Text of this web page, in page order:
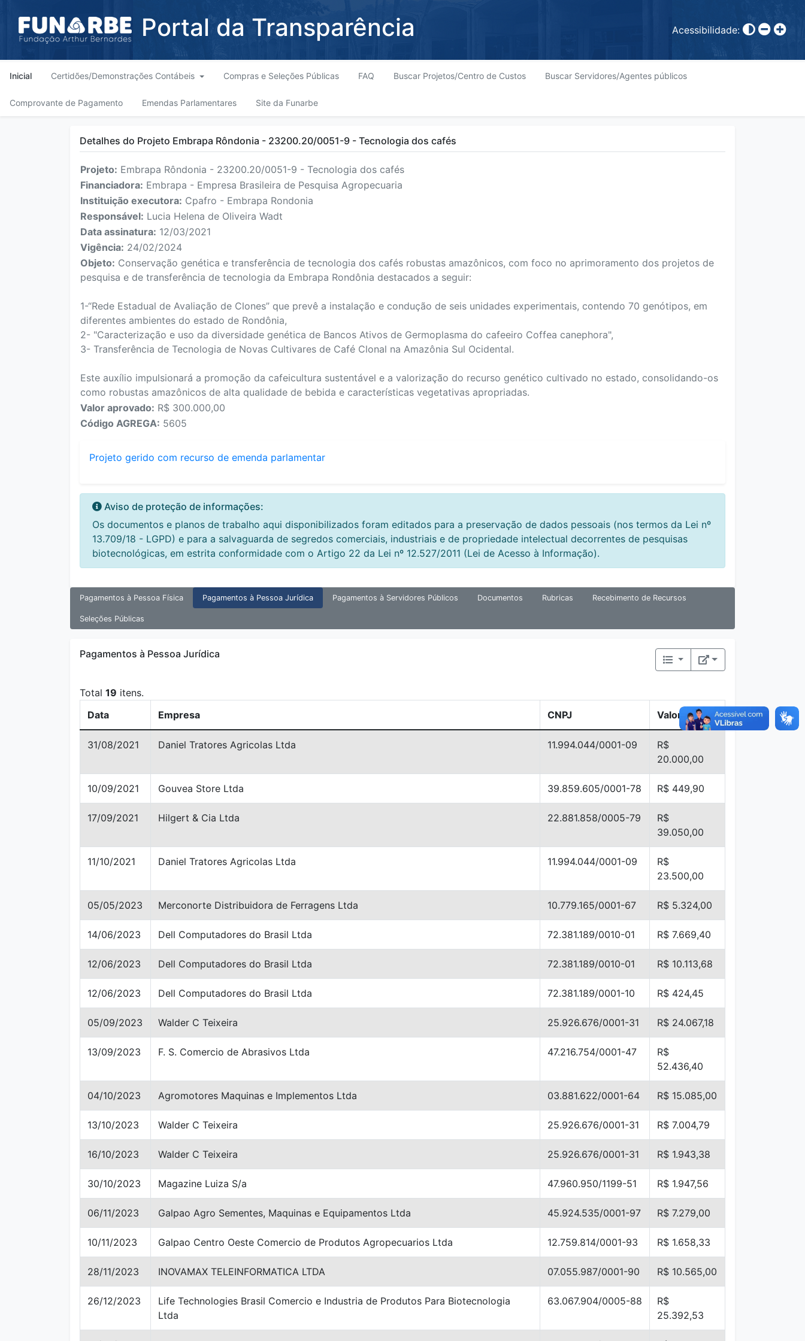
Portal da Transparência Acessibilidade:
Inicial Certidões/Demonstrações Contábeis Compras e Seleções Públicas FAQ Buscar Projetos/Centro de Custos Buscar Servidores/Agentes públicos
Comprovante de Pagamento Emendas Parlamentares Site da Funarbe
Detalhes do Projeto Embrapa Rôndonia - 23200.20/0051-9 - Tecnologia dos cafés
Projeto: Embrapa Rôndonia - 23200.20/0051-9 - Tecnologia dos cafés
Financiadora: Embrapa - Empresa Brasileira de Pesquisa Agropecuaria
Instituição executora: Cpafro - Embrapa Rondonia
Responsável: Lucia Helena de Oliveira Wadt
Data assinatura: 12/03/2021
Vigência: 24/02/2024
Objeto: Conservação genética e transferência de tecnologia dos cafés robustas amazônicos, com foco no aprimoramento dos projetos de
pesquisa e de transferência de tecnologia da Embrapa Rondônia destacados a seguir:
1-“Rede Estadual de Avaliação de Clones” que prevê a instalação e condução de seis unidades experimentais, contendo 70 genótipos, em
diferentes ambientes do estado de Rondônia,
2- "Caracterização e uso da diversidade genética de Bancos Ativos de Germoplasma do cafeeiro Coffea canephora",
3- Transferência de Tecnologia de Novas Cultivares de Café Clonal na Amazônia Sul Ocidental.
Este auxílio impulsionará a promoção da cafeicultura sustentável e a valorização do recurso genético cultivado no estado, consolidando-os
como robustas amazônicos de alta qualidade de bebida e características vegetativas apropriadas.
Valor aprovado: R$ 300.000,00
Código AGREGA: 5605
Projeto gerido com recurso de emenda parlamentar
Aviso de proteção de informações:
Os documentos e planos de trabalho aqui disponibilizados foram editados para a preservação de dados pessoais (nos termos da Lei nº
13.709/18 - LGPD) e para a salvaguarda de segredos comerciais, industriais e de propriedade intelectual decorrentes de pesquisas
biotecnológicas, em estrita conformidade com o Artigo 22 da Lei nº 12.527/2011 (Lei de Acesso à Informação).
Pagamentos à Pessoa Física Pagamentos à Pessoa Jurídica Pagamentos à Servidores Públicos Documentos Rubricas Recebimento de Recursos
Seleções Públicas
Pagamentos à Pessoa Jurídica
Total 19 itens.
Data
Empresa CNPJ Valor
31/08/2021 Daniel Tratores Agricolas Ltda 11.994.044/0001-09
R$
20.000,00
10/09/2021 Gouvea Store Ltda 39.859.605/0001-78 R$ 449,90
17/09/2021 Hilgert & Cia Ltda 22.881.858/0005-79
R$
39.050,00
11/10/2021 Daniel Tratores Agricolas Ltda 11.994.044/0001-09
R$
23.500,00
05/05/2023 Merconorte Distribuidora de Ferragens Ltda 10.779.165/0001-67 R$ 5.324,00
14/06/2023 Dell Computadores do Brasil Ltda 72.381.189/0010-01 R$ 7.669,40
12/06/2023 Dell Computadores do Brasil Ltda 72.381.189/0010-01 R$ 10.113,68
12/06/2023 Dell Computadores do Brasil Ltda 72.381.189/0001-10 R$ 424,45
05/09/2023 Walder C Teixeira 25.926.676/0001-31 R$ 24.067,18
13/09/2023 F. S. Comercio de Abrasivos Ltda 47.216.754/0001-47
R$
52.436,40
04/10/2023 Agromotores Maquinas e Implementos Ltda 03.881.622/0001-64 R$ 15.085,00
13/10/2023 Walder C Teixeira 25.926.676/0001-31 R$ 7.004,79
16/10/2023 Walder C Teixeira 25.926.676/0001-31 R$ 1.943,38
30/10/2023 Magazine Luiza S/a 47.960.950/1199-51 R$ 1.947,56
06/11/2023 Galpao Agro Sementes, Maquinas e Equipamentos Ltda 45.924.535/0001-97 R$ 7.279,00
10/11/2023 Galpao Centro Oeste Comercio de Produtos Agropecuarios Ltda 12.759.814/0001-93 R$ 1.658,33
28/11/2023 INOVAMAX TELEINFORMATICA LTDA 07.055.987/0001-90 R$ 10.565,00
26/12/2023
Life Technologies Brasil Comercio e Industria de Produtos Para Biotecnologia
Ltda
63.067.904/0005-88
R$
25.392,53